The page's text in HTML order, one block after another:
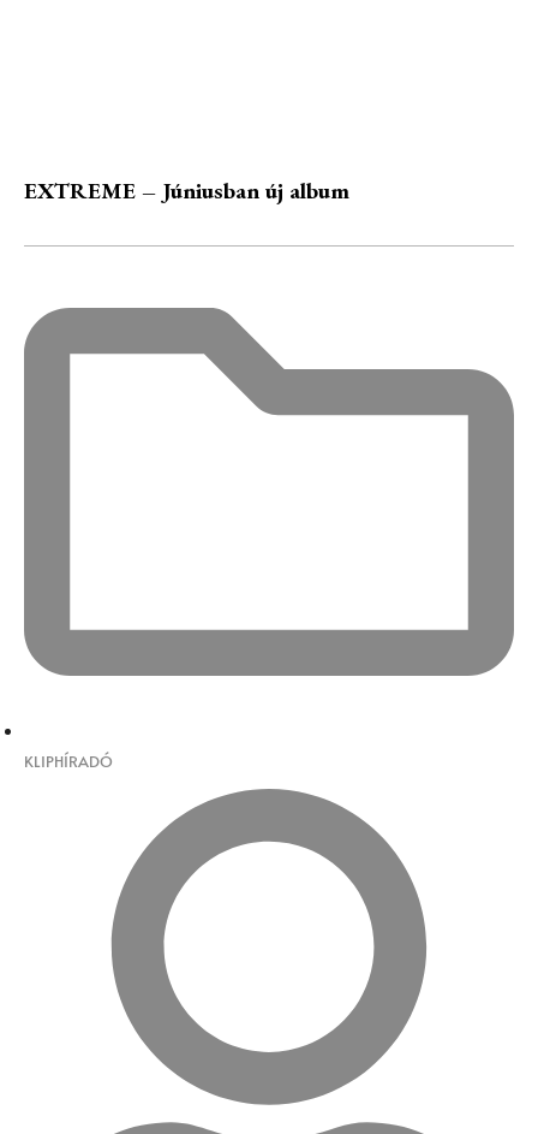
EXTREME – Júniusban új album
KLIPHÍRADÓ